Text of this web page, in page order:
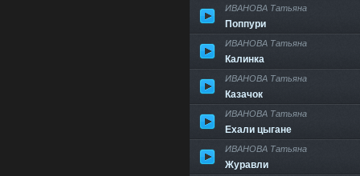
ИВАНОВА Татьяна
Поппури
ИВАНОВА Татьяна
Калинка
ИВАНОВА Татьяна
Казачок
ИВАНОВА Татьяна
Ехали цыгане
ИВАНОВА Татьяна
Журавли